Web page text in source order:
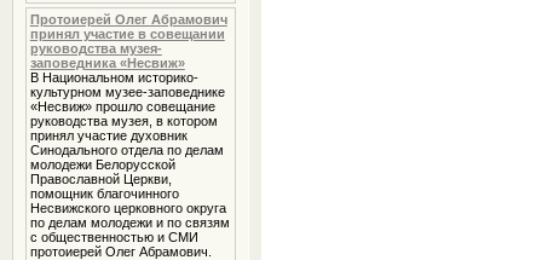
Протоиерей Олег Абрамович
принял участие в совещании
руководства музея-
заповедника «Несвиж»
В Национальном историко-
культурном музее-заповеднике
«Несвиж» прошло совещание
руководства музея, в котором
принял участие духовник
Cинодального отдела по делам
молодежи Белорусской
Православной Церкви,
помощник благочинного
Несвижского церковного округа
по делам молодежи и по связям
с общественностью и СМИ
протоиерей Олег Абрамович.